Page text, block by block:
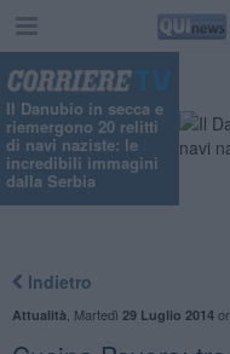
Il Danubio in secca e
riemergono 20 relitti
di navi naziste: le
incredibili immagini
dalla Serbia
Indietro
Attualità Martedì 29 Luglio 2014